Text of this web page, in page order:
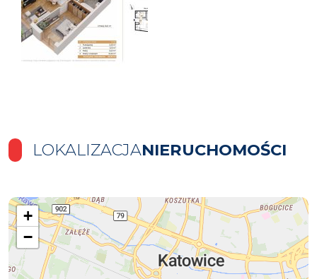
LOKALIZACJANIERUCHOMOŚCI
+
−